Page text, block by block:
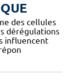
des cellules
dérégulations
influencent